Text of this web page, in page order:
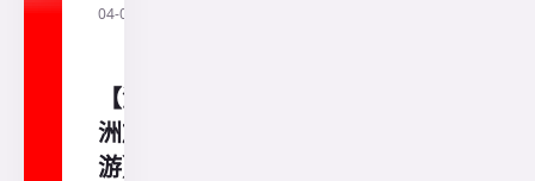
04-04
【澳
洲旅
游】